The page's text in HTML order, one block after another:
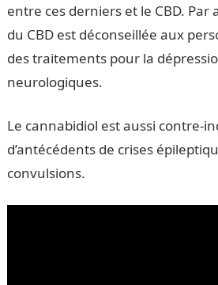
entre ces derniers et le CBD. Par
du CBD est déconseillée aux
des traitements pour la
neurologiques.
Le cannabidiol est aussi contre-
d’antécédents de crises
convulsions.